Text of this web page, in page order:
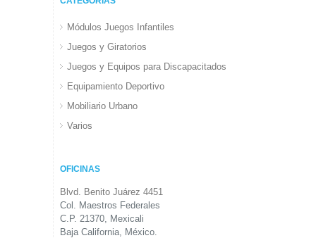
Módulos Juegos Infantiles
Juegos y Giratorios
Juegos y Equipos para Discapacitados
Equipamiento Deportivo
Mobiliario Urbano
Varios
OFICINAS
Blvd. Benito Juárez 4451
Col. Maestros Federales
C.P. 21370, Mexicali
Baja California, México.